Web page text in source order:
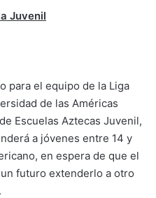
Juvenil
para el equipo de la Liga
de las Américas
Escuelas Aztecas Juvenil,
a jóvenes entre 14 y
en espera de que el
futuro extenderlo a otro